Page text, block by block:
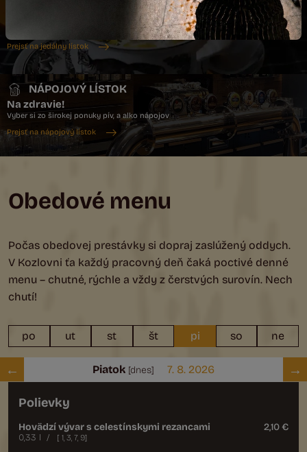
Objav našu poctivú kuchyňu, tradičné chute s moderným šmrncom
Prejsť na jedálny lístok
NÁPOJOVÝ LÍSTOK
Na zdravie!
Vyber si zo širokej ponuky pív, a alko nápojov
Prejsť na nápojový lístok
Obedové menu
Počas obedovej prestávky si dopraj zaslúžený oddych.
V Kozlovni ťa každý pracovný deň čaká poctivé denné
menu – chutné, rýchle a vždy z čerstvých surovín. Nech
chutí!
po ut st št pi so ne
Piatok [dnes] 7. 8. 2026
Polievky
Hovädzí vývar s celestínskymi rezancami
0,33 l / [ 1, 3, 7, 9]
2,10 €